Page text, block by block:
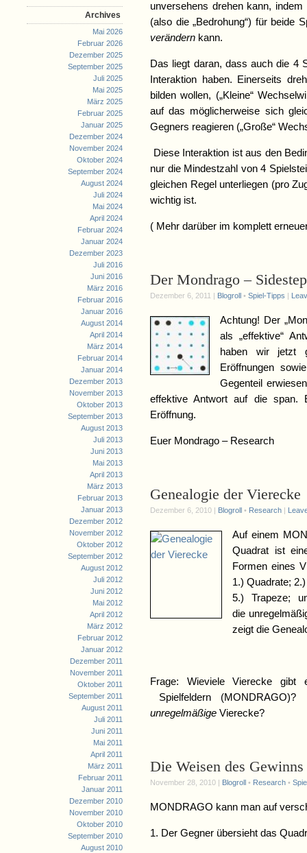
Archives
Mai 2026
Februar 2026
Dezember 2025
September 2025
Juli 2025
Mai 2025
März 2025
Februar 2025
Januar 2025
Dezember 2024
November 2024
Oktober 2024
September 2024
August 2024
Juli 2024
Mai 2024
April 2024
Februar 2024
Januar 2024
Dezember 2023
Juli 2016
Juni 2016
März 2016
Februar 2016
Januar 2016
August 2014
April 2014
März 2014
Februar 2014
Januar 2014
Dezember 2013
November 2013
Oktober 2013
September 2013
August 2013
Juli 2013
Juni 2013
Mai 2013
April 2013
März 2013
Februar 2013
Januar 2013
Dezember 2012
November 2012
Oktober 2012
September 2012
August 2012
Juli 2012
Juni 2012
Mai 2012
April 2012
März 2012
Februar 2012
Januar 2012
Dezember 2011
November 2011
Oktober 2011
September 2011
August 2011
Juli 2011
Juni 2011
Mai 2011
April 2011
März 2011
Februar 2011
Januar 2011
Dezember 2010
November 2010
Oktober 2010
September 2010
August 2010
unversehens drehen kann,
(also die „Bedrohung“) für beide
verändern kann.
Das liegt daran, dass auch die 4
Interaktion haben. Einerseits
bilden wollen, („Kleine“
auf das möglicherweise sich
Gegners reagieren („Große“
Diese Interaktion ist aus den
nur die Mindestzahl von 4
gleichen Regel unterliegen (pro
wichtig ist.
( Mehr darüber im komplett
Der Mondrago –
Dezember 6, 2011 | Blogroll • Spiel-Tipps |
Achtung! Der
als „effektive“
haben wir jetzt
Eröffnungen
Gegenteil
effektive Antwort auf die span.
Eröffnung.
Euer Mondrago – Research
Genealogie der Vierecke
Dezember 6, 2010 | Blogroll • Research |
Auf einem
Quadrat ist
Formen eines
1.) Quadrate;
5.) Trapeze;
die
zeigt die
Frage: Wieviele Vierecke
Spielfeldern
unregelmäßige Vierecke?
Die Weisen des Gewinns
November 28, 2010 | Blogroll • Research •
MONDRAGO kann man auf
1. Der Gegner übersieht das